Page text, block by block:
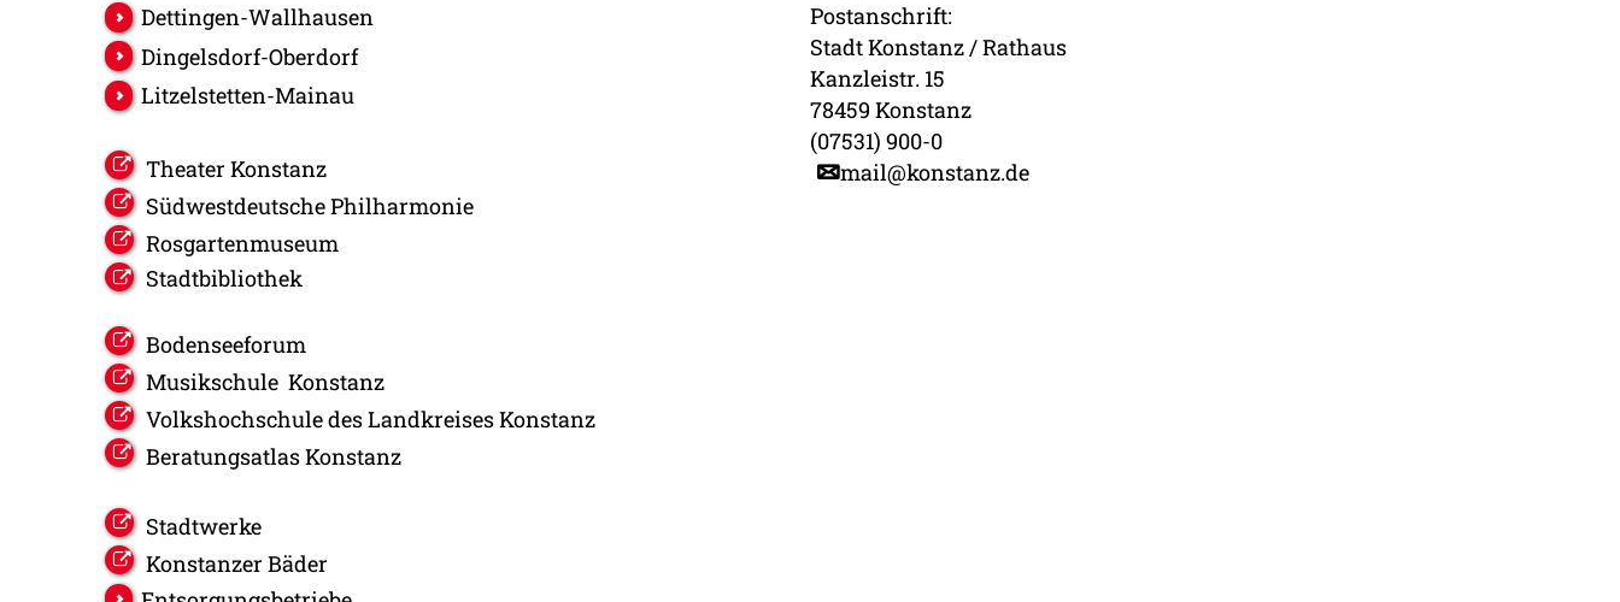
Dettingen-Wallhausen
Dingelsdorf-Oberdorf
Litzelstetten-Mainau
Theater Konstanz
Südwestdeutsche Philharmonie
Rosgartenmuseum
Stadtbibliothek
Bodenseeforum
Musikschule Konstanz
Volkshochschule des Landkreises Konstanz
Beratungsatlas Konstanz
Stadtwerke
Konstanzer Bäder
Postanschrift:
Stadt Konstanz / Rathaus
Kanzleistr. 15
78459 Konstanz
(07531) 900-0
mail@konstanz.de